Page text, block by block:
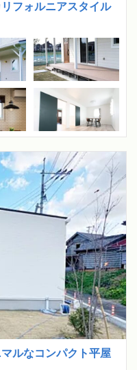
フォルニアスタイル
ルなコンパクト平屋